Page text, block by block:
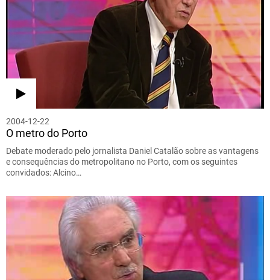
2004-12-22
O metro do Porto
Debate moderado pelo jornalista Daniel Catalão sobre as vantagens
e consequências do metropolitano no Porto, com os seguintes
convidados: Alcino…